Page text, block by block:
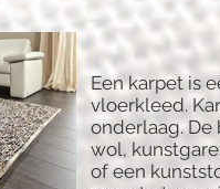
Een karpet is
vloerkleed.
onderlaag. De
wol,
of een